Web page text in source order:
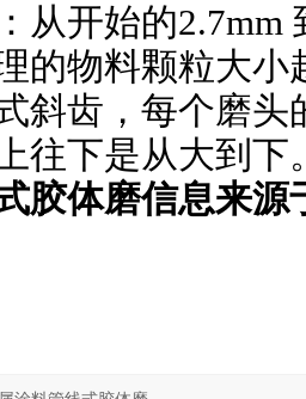
从开始的2.7mm
的物料颗粒大小
斜齿，每个磨头
往下是从大到下
胶体磨信息来源